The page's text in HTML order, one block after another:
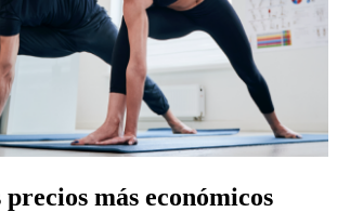
más económicos